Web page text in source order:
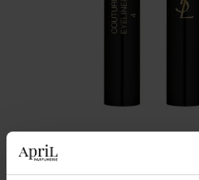
€ 29,00